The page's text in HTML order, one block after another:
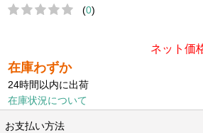
(0)
ネット価
在庫わずか
24時間以内に出荷
在庫状況について
お支払い方法